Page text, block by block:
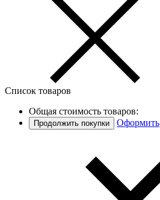
Список товаров
Общая стоимость товаров:
Продолжить покупки Оформить